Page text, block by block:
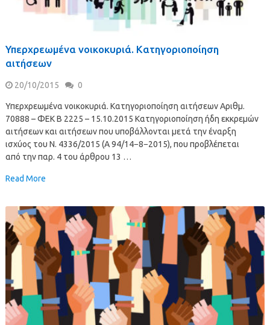
Υπερχρεωμένα νοικοκυριά. Κατηγοριοποίηση
αιτήσεων
20/10/2015 0
Υπερχρεωμένα νοικοκυριά. Κατηγοριοποίηση αιτήσεων Aριθμ.
70888 – ΦΕΚ B 2225 – 15.10.2015 Κατηγοριοποίηση ήδη εκκρεμών
αιτήσεων και αιτήσεων που υποβάλλονται μετά την έναρξη
ισχύος του N. 4336/2015 (Α 94/14−8−2015), που προβλέπεται
από την παρ. 4 του άρθρου 13 …
Read More